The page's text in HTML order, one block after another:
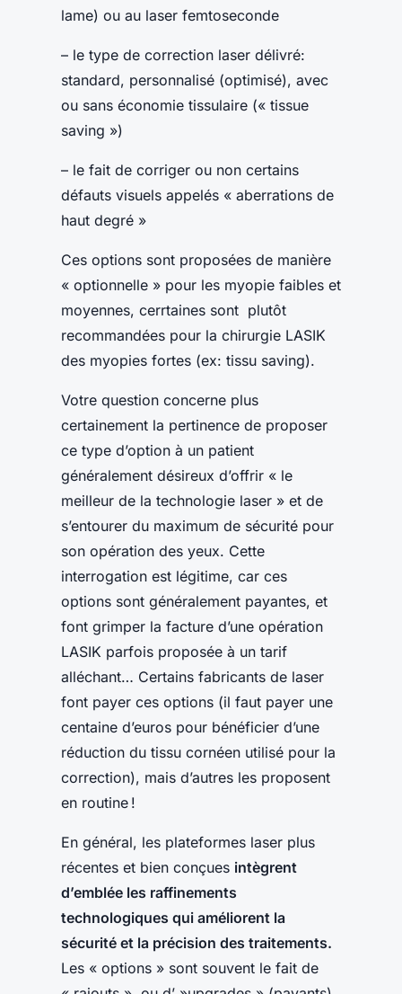
lame) ou au laser femtoseconde
– le type de correction laser délivré:
standard, personnalisé (optimisé), avec
ou sans économie tissulaire (« tissue
saving »)
– le fait de corriger ou non certains
défauts visuels appelés « aberrations de
haut degré »
Ces options sont proposées de manière
« optionnelle » pour les myopie faibles et
moyennes, cerrtaines sont plutôt
recommandées pour la chirurgie LASIK
des myopies fortes (ex: tissu saving).
Votre question concerne plus
certainement la pertinence de proposer
ce type d’option à un patient
généralement désireux d’offrir « le
meilleur de la technologie laser » et de
s’entourer du maximum de sécurité pour
son opération des yeux. Cette
interrogation est légitime, car ces
options sont généralement payantes, et
font grimper la facture d’une opération
LASIK parfois proposée à un tarif
alléchant… Certains fabricants de laser
font payer ces options (il faut payer une
centaine d’euros pour bénéficier d’une
réduction du tissu cornéen utilisé pour la
correction), mais d’autres les proposent
en routine !
En général, les plateformes laser plus
récentes et bien conçues intègrent
d’emblée les raffinements
technologiques qui améliorent la
sécurité et la précision des traitements.
Les « options » sont souvent le fait de